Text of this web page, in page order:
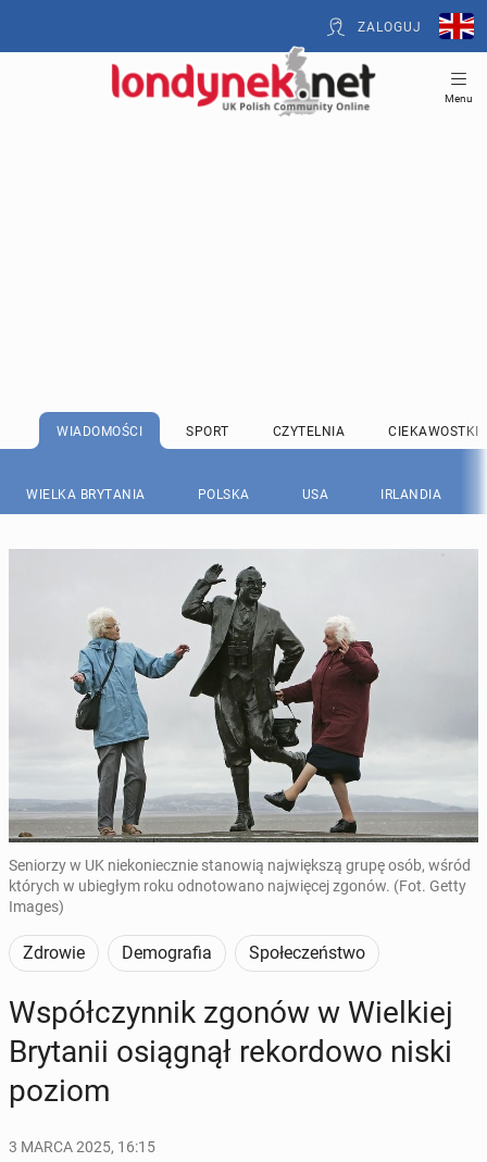
ZALOGUJ
Menu
WIADOMOŚCI SPORT CZYTELNIA CIEKAWOSTKI
WIELKA BRYTANIA POLSKA USA IRLANDIA
Seniorzy w UK niekoniecznie stanowią największą grupę osób, wśród
których w ubiegłym roku odnotowano najwięcej zgonów. (Fot. Getty
Images)
Zdrowie Demografia Społeczeństwo
Współ­czyn­nik zgonów w Wiel­kiej
Bry­ta­nii osią­gnął re­kor­do­wo niski
poziom
3 MARCA 2025, 16:15